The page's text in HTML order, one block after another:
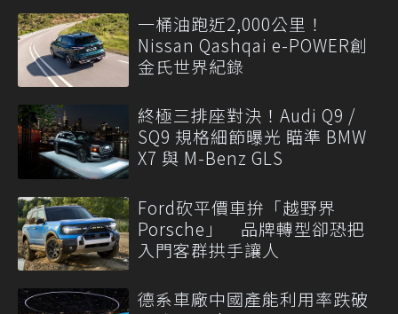
一桶油跑近2,000公里！
Nissan Qashqai e-POWER創
金氏世界紀錄
終極三排座對決！Audi Q9 /
SQ9 規格細節曝光 瞄準 BMW
X7 與 M-Benz GLS
Ford砍平價車拚「越野界
Porsche」 品牌轉型卻恐把
入門客群拱手讓人
德系車廠中國產能利用率跌破